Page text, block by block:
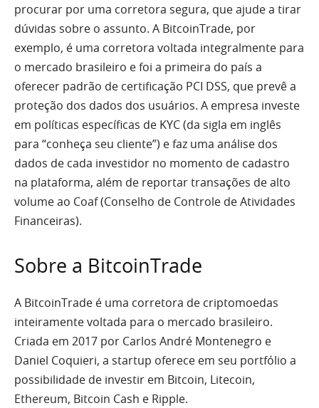
procurar por uma corretora segura, que ajude a tirar
dúvidas sobre o assunto. A BitcoinTrade, por
exemplo, é uma corretora voltada integralmente para
o mercado brasileiro e foi a primeira do país a
oferecer padrão de certificação PCI DSS, que prevê a
proteção dos dados dos usuários. A empresa investe
em políticas específicas de KYC (da sigla em inglês
para “conheça seu cliente”) e faz uma análise dos
dados de cada investidor no momento de cadastro
na plataforma, além de reportar transações de alto
volume ao Coaf (Conselho de Controle de Atividades
Financeiras).
Sobre a BitcoinTrade
A BitcoinTrade é uma corretora de criptomoedas
inteiramente voltada para o mercado brasileiro.
Criada em 2017 por Carlos André Montenegro e
Daniel Coquieri, a startup oferece em seu portfólio a
possibilidade de investir em Bitcoin, Litecoin,
Ethereum, Bitcoin Cash e Ripple.